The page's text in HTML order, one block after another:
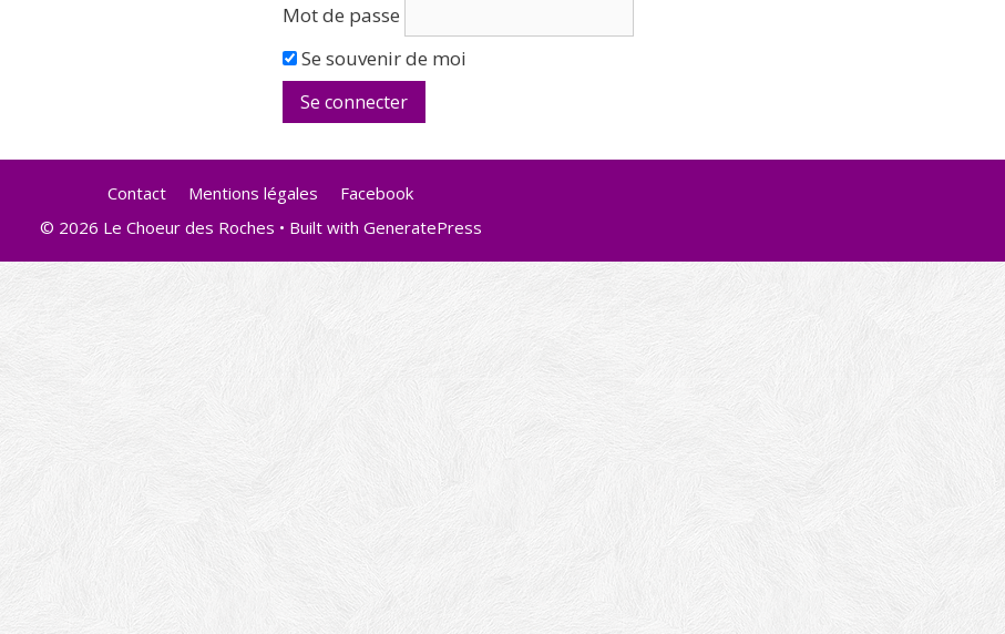
Mot de passe
Se souvenir de moi
Contact Mentions légales
Facebook
© 2026 Le Choeur des Roches • Built with GeneratePress